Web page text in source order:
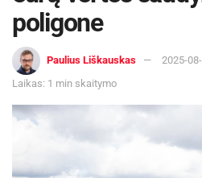
poligone
Paulius Liškauskas
2025-
Laikas: 1 min skaitymo